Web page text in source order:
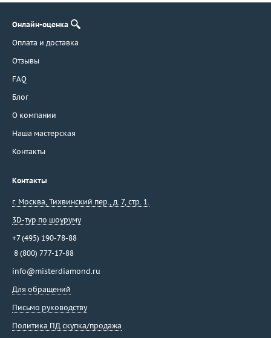
Онлайн-оценка
Оплата и доставка
Отзывы
FAQ
Блог
О компании
Наша мастерская
Контакты
Контакты
г. Москва Тихвинский пер., д. 7, стр. 1.
3D-тур по шоуруму
+7 (495) 190-78-88
8 (800) 777-17-88
info@misterdiamond.ru
Для обращений
Письмо руководству
Политика ПД скупка/продажа